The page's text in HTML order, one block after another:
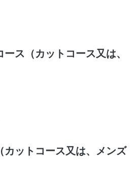
ス（カットコース又は、
ットコース又は、メンズ